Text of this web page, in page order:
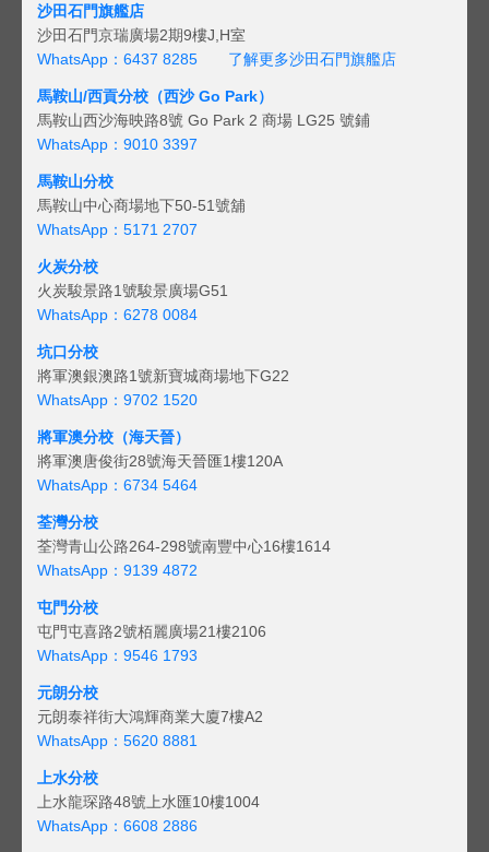
沙田石門旗艦店
沙田石門京瑞廣場2期9樓J,H室
WhatsApp：6437 8285
了解更多沙田石門旗艦店
馬鞍山/西貢分校（西沙 Go Park）
馬鞍山西沙海映路8號 Go Park 2 商場 LG25 號鋪
WhatsApp：9010 3397
馬鞍山分校
馬鞍山中心商場地下50-51號舖
WhatsApp：5171 2707
火炭分校
火炭駿景路1號駿景廣場G51
WhatsApp：6278 0084
坑口分校
將軍澳銀澳路1號新寶城商場地下G22
WhatsApp：9702 1520
將軍澳分校（海天晉）
將軍澳唐俊街28號海天晉匯1樓120A
WhatsApp：6734 5464
荃灣分校
荃灣青山公路264-298號南豐中心16樓1614
WhatsApp：9139 4872
屯門分校
屯門屯喜路2號栢麗廣場21樓2106
WhatsApp：9546 1793
元朗分校
元朗泰祥街大鴻輝商業大廈7樓A2
WhatsApp：5620 8881
上水分校
上水龍琛路48號上水匯10樓1004
WhatsApp：6608 2886